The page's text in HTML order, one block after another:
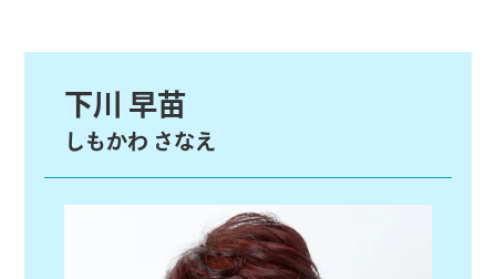
下川 早苗
しもかわ さなえ